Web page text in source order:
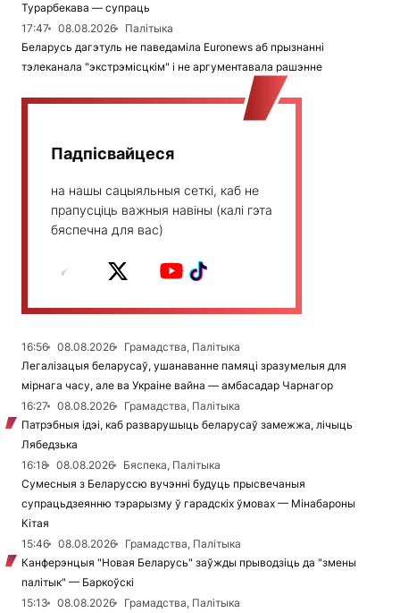
Турарбекава — супраць
17:47
08.08.2026
Палітыка
Беларусь дагэтуль не паведаміла Euronews аб прызнанні
тэлеканала "экстрэмісцкім" і не аргументавала рашэнне
Падпісвайцеся
на нашы сацыяльныя сеткі, каб не
прапусціць важныя навіны (калі гэта
бяспечна для вас)
16:56 08.08.2026
Грамадства, Палітыка
Легалізацыя беларусаў, ушанаванне памяці зразумелыя для
мірнага часу, але ва Украіне вайна — амбасадар Чарнагор
16:27
08.08.2026
Грамадства, Палітыка
Патрэбныя ідэі, каб разварушыць беларусаў замежжа, лічыць
Лябедзька
16:18
08.08.2026
Бяспека, Палітыка
Сумесныя з Беларуссю вучэнні будуць прысвечаныя
супрацьдзеянню тэрарызму ў гарадскіх ўмовах — Мінабароны
Кітая
15:46
08.08.2026
Грамадства, Палітыка
Канферэнцыя "Новая Беларусь" заўжды прыводзіць да "змены
палітык" — Баркоўскі
15:13
08.08.2026
Грамадства, Палітыка